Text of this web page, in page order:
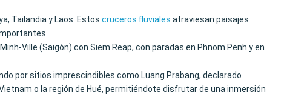
Tailandia y Laos. Estos cruceros fluviales atraviesan paisajes
Ville (Saigón) con Siem Reap, con paradas en Phnom Penh y en
por sitios imprescindibles como Luang Prabang, declarado
o la región de Hué, permitiéndote disfrutar de una inmersión